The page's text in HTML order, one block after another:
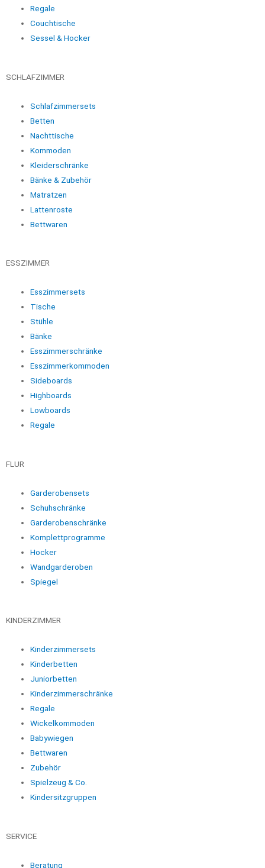
Regale
Couchtische
Sessel & Hocker
SCHLAFZIMMER
Schlafzimmersets
Betten
Nachttische
Kommoden
Kleiderschränke
Bänke & Zubehör
Matratzen
Lattenroste
Bettwaren
ESSZIMMER
Esszimmersets
Tische
Stühle
Bänke
Esszimmerschränke
Esszimmerkommoden
Sideboards
Highboards
Lowboards
Regale
FLUR
Garderobensets
Schuhschränke
Garderobenschränke
Komplettprogramme
Hocker
Wandgarderoben
Spiegel
KINDERZIMMER
Kinderzimmersets
Kinderbetten
Juniorbetten
Kinderzimmerschränke
Regale
Wickelkommoden
Babywiegen
Bettwaren
Zubehör
Spielzeug & Co.
Kindersitzgruppen
SERVICE
Beratung